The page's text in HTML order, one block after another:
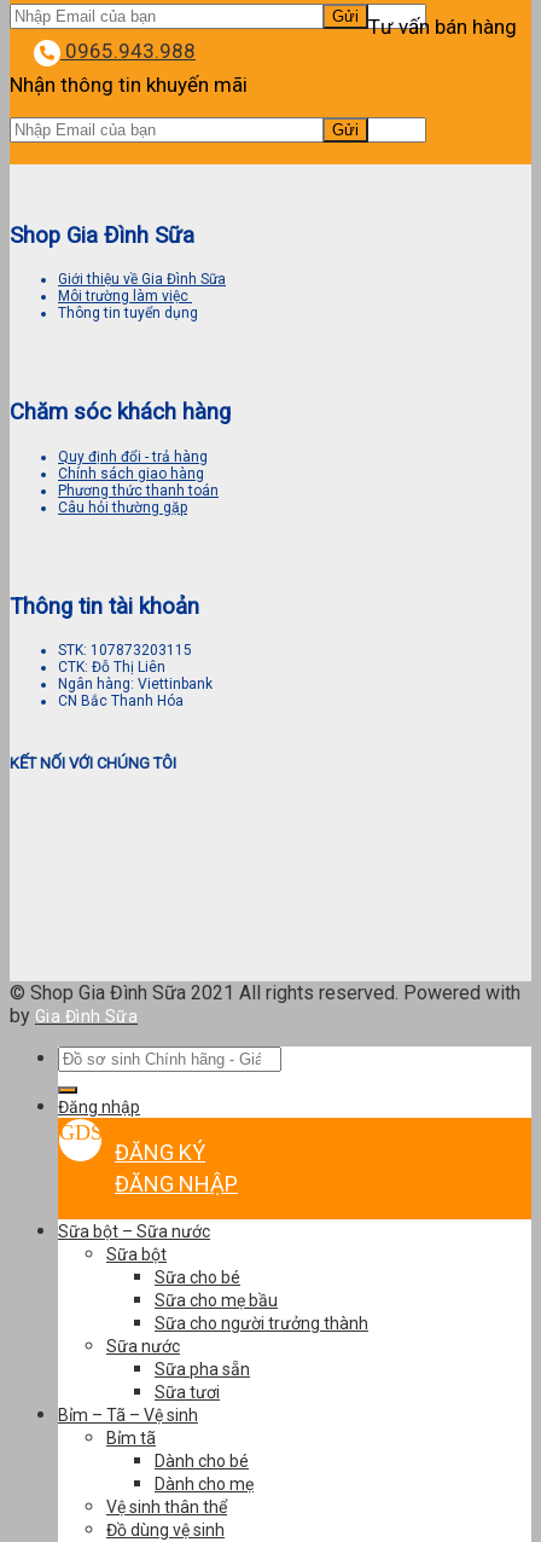
Tư vấn bán hàng
0965.943.988
Nhận thông tin khuyến mãi
Shop Gia Đình Sữa
Giới thiệu về Gia Đình Sữa
Môi trường làm việc
Thông tin tuyển dụng
Chăm sóc khách hàng
Quy định đổi - trả hàng
Chính sách giao hàng
Phương thức thanh toán
Câu hỏi thường gặp
Thông tin tài khoản
STK: 107873203115
CTK: Đỗ Thị Liên
Ngân hàng: Viettinbank
CN Bắc Thanh Hóa
KẾT NỐI VỚI CHÚNG TÔI
© Shop Gia Đình Sữa 2021 All rights reserved. Powered with
by Gia Đình Sữa
Tìm
kiếm:
Đăng nhập
ĐĂNG KÝ
ĐĂNG NHẬP
Sữa bột – Sữa nước
Sữa bột
Sữa cho bé
Sữa cho mẹ bầu
Sữa cho người trưởng thành
Sữa nước
Sữa pha sẵn
Sữa tươi
Bỉm – Tã – Vệ sinh
Bỉm tã
Dành cho bé
Dành cho mẹ
Vệ sinh thân thể
Đồ dùng vệ sinh